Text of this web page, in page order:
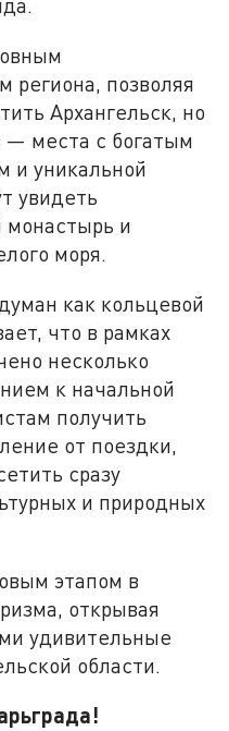
региона, позволяя
Архангельск, но
— места с богатым
и уникальной
увидеть
и
моря.
как кольцевой
что в рамках
несколько
к начальной
получить
от поездки,
сразу
и природных
этапом в
открывая
удивительные
области.